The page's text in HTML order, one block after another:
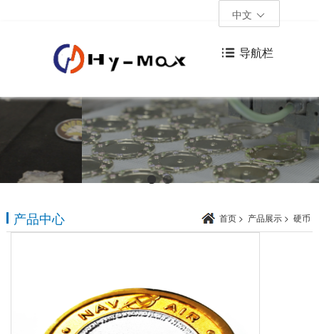
中文
导航栏
产品中心 首页 > 产品展示 > 硬币